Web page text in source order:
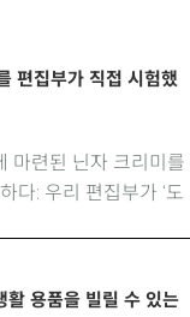
집부가 직접 시험했
마련된 닌자 크리미를
다: 우리 편집부가 ‘도
활 용품을 빌릴 수 있는